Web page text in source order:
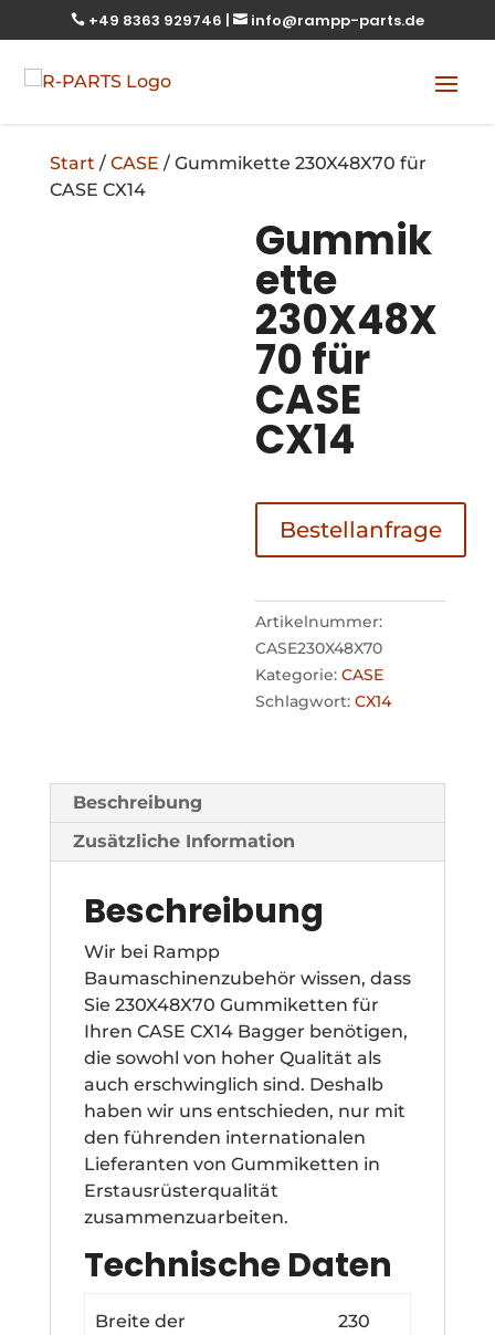
 +49 8363 929746 |  info@rampp-parts.de
Start / CASE / Gummikette 230X48X70 für
CASE CX14
Gummik
ette
230X48X
70 für
CASE
CX14
Bestellanfrage
Artikelnummer:
CASE230X48X70
Kategorie:CASE
Schlagwort:CX14
Beschreibung
Zusätzliche Information
Beschreibung
Wir bei Rampp
Baumaschinenzubehör wissen, dass
Sie 230X48X70 Gummiketten für
Ihren CASE CX14 Bagger benötigen,
die sowohl von hoher Qualität als
auch erschwinglich sind. Deshalb
haben wir uns entschieden, nur mit
den führenden internationalen
Lieferanten von Gummiketten in
Erstausrüsterqualität
zusammenzuarbeiten.
Technische Daten
Breite der
230